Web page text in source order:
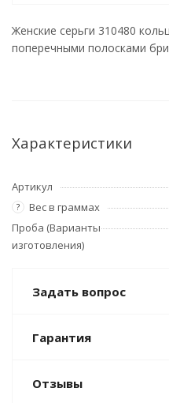
Женские серьги 310480
поперечными полосками
Характеристики
Артикул
? Вес в граммах
Проба (Варианты
изготовления)
Задать вопрос
Гарантия
Отзывы